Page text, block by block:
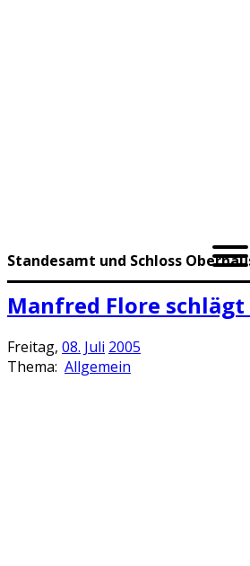
Standesamt und Schloss
Manfred Flore
Freitag, 08. Juli 2005
Thema: Allgemein